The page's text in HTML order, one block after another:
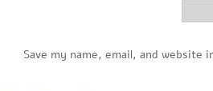
Save my name, email, and